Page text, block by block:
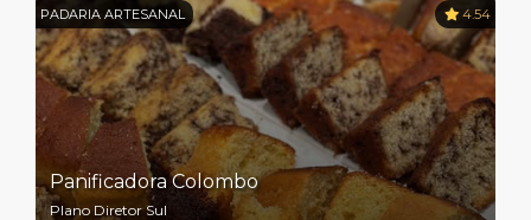
PADARIA ARTESANAL 4.54
Panificadora Colombo
Plano Diretor Sul